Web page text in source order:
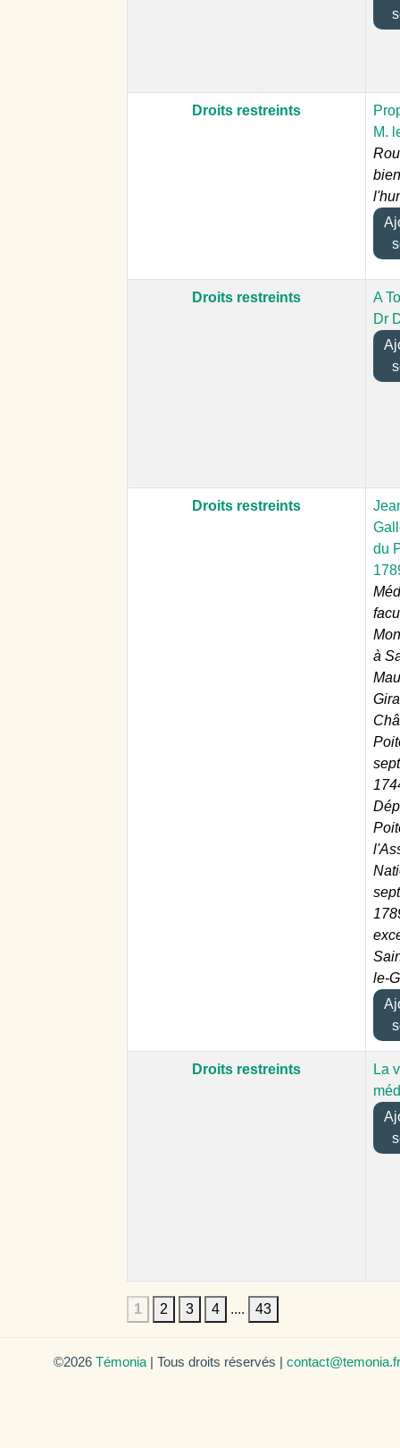
Droits restreints
M.
Droits restreints
A
Dr
Droits restreints
du
à
le-
Droits restreints
La
1 2 3 4 .... 43
©2026 Témonia | Tous droits réservés | contact@temonia.fr